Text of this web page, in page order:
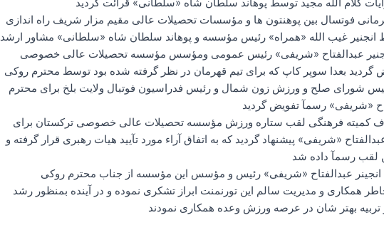
فوتسال بین پوهنتون ها و مؤسسات تحصیلات عالی مقیم مزار شریف راه اندازی
غیب الله «همراه» رئیس مؤسسه و پوهاند سلطان شاه «سلطانی» مشاور ارشد
عبدالفتاح «شریفی» رئیس عمومی ومؤسس مؤسسه تحصیلات عالی خصوصی
گردید بعدا سوپر کاپ که برای تیم قهرمان در نظر گرفته شده بود توسط محترم روکی
شورای صلح و ورزش زون شمال و رئیس فدراسیون فوتبال ولایت بلخ برای محترم
«شریفی» رسمآ تفویض گردید
کمیته فرهنگی لقب ستاره ورزش مؤسسه تحصیلات عالی خصوصی ترکستان برای
«شریفی» پیشنهاد گردید که به اتفاق آراء مورد تآیید هیات رهبری قرار گرفته و
لقب رسمآ داده شد
انجینر عبدالفتاح «شریفی» رئیس و مؤسس این مؤسسه از جناب محترم روکی
همکاری و مدیریت سالم این تورنمنت ابراز تشکری نموده و در آینده بمنظور رشد
تربیه بهتر شان در عرصه ورزش وعده همکاری نمودند